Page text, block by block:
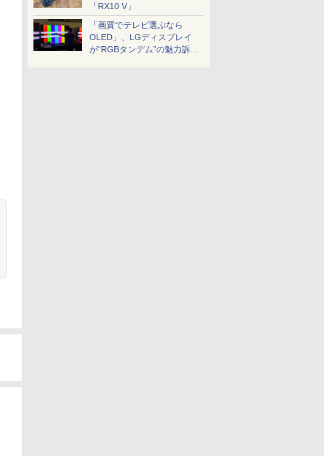
「RX10 V」
「画質でテレビ選ぶなら
OLED」、LGディスプレイ
が“RGBタンデム”の魅力訴